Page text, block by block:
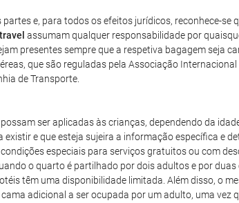
e, para todos os efeitos jurídicos, reconhece-se
assumam qualquer responsabilidade por
presentes sempre que a respetiva bagagem seja
que são reguladas pela Associação
de Transporte.
ser aplicadas às crianças, dependendo da
e que esteja sujeira a informação específica e
especiais para serviços gratuitos ou com
o quarto é partilhado por dois adultos e por
têm uma disponibilidade limitada. Além disso, o
adicional a ser ocupada por um adulto, uma